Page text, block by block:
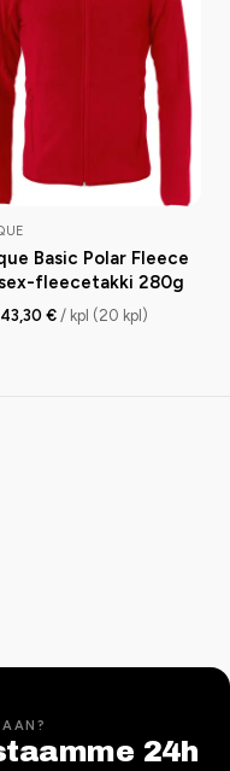
Basic Polar Fleece
fleecetakki 280g
€/ kpl (20 kpl)
24h